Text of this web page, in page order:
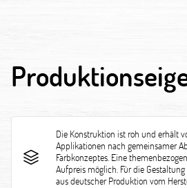
Die Konstruktion ist roh und erhält
Applikationen nach gemeinsamer
Farbkonzeptes. Eine
Aufpreis möglich. Für die
aus deutscher Produktion vom